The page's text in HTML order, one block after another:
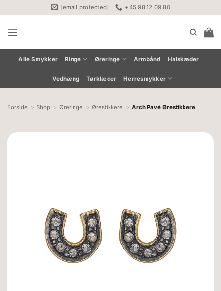
til
indhold
[email protected] +45 98 12 09 80
Alle Smykker Ringe Øreringe Armbånd Halskæder
Vedhæng Tørklæder Herresmykker
Forside Shop Øreringe Ørestikkere Arch Pavé Ørestikkere